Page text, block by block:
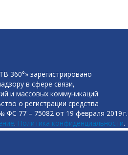
360°» зарегистрировано
в сфере связи,
и массовых коммуникаций
о регистрации средства
77 – 75082 от 19 февраля 2019 г.
. Политика конфиденциальности.